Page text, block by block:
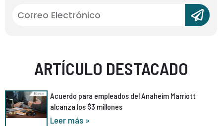
ARTÍCULO DESTACADO
Acuerdo para empleados del Anaheim Marriott
alcanza los $3 millones
Leer más »